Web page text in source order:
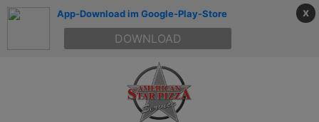
App-Download im Google-Play-Store
DOWNLOAD
x